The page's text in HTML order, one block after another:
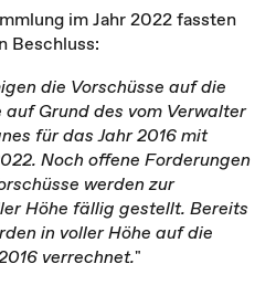
im Jahr 2022 fassten
Beschluss:
die Vorschüsse auf die
Grund des vom Verwalter
für das Jahr 2016 mit
Noch offene Forderungen
werden zur
Höhe fällig gestellt. Bereits
in voller Höhe auf die
verrechnet."